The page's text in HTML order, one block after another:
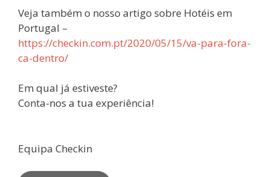
Veja também o nosso artigo sobre Hotéis em
Portugal –
https://checkin.com.pt/2020/05/15/va-para-fora-
ca-dentro/
Em qual já estiveste?
Conta-nos a tua experiência!
Equipa Checkin